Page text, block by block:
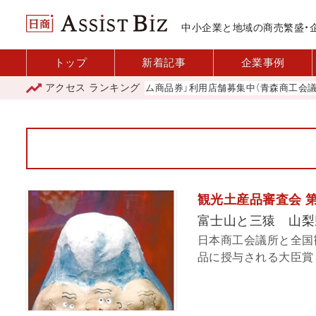
中小企業と地域の商売繁盛・
トップ 新着記事 企業事例
アクセス ランキング
「青森市プレミアム商品券」利用店舗募集中（青森商工会議所）
観光土産品審査会
富士山と三猿 山
日本商工会議所と全
品に授与される大臣